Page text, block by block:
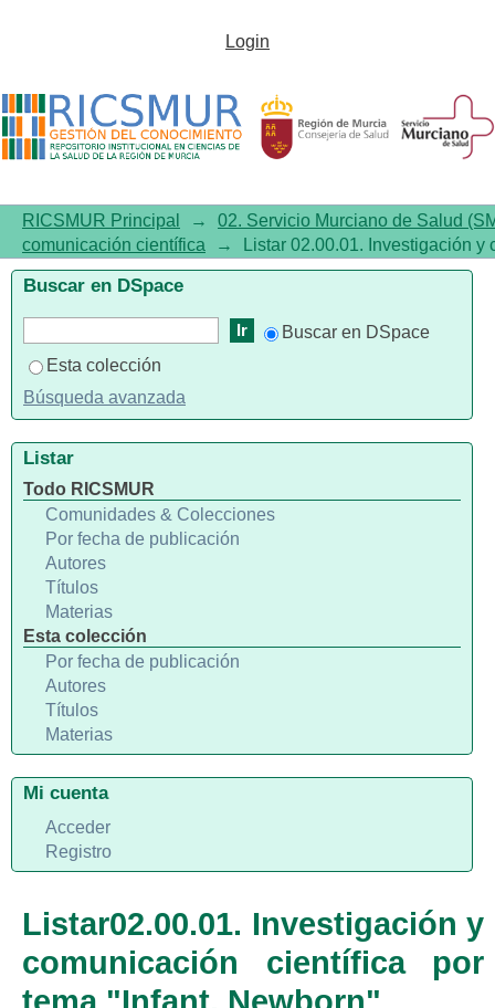
Listar02.00.01. Investigación y
tema "Infant, Newborn"
Login
RICSMUR Principal →
02. Servicio Murciano de Salud
comunicación científica
→ Listar 02.00.01. Investigación
Listar02.00.01. Investigación y
comunicación científica por
Buscar en DSpace
Buscar en DSpace
Esta colección
Búsqueda avanzada
Listar
Todo RICSMUR
Comunidades & Colecciones
Por fecha de publicación
Autores
Títulos
Materias
Esta colección
Por fecha de publicación
Autores
Títulos
Materias
Mi cuenta
Acceder
Registro